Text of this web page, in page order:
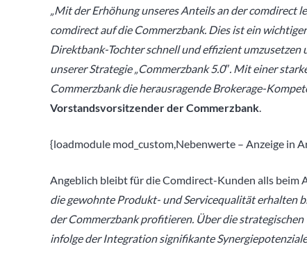
„Mit der Erhöhung unseres Anteils an der comdirect
comdirect auf die Commerzbank. Dies ist ein
Direktbank-Tochter schnell und effizient umzusetzen
unserer Strategie „Commerzbank 5.0″. Mit einer
Commerzbank die herausragende Brokerage-
Vorstandsvorsitzender der Commerzbank.
{loadmodule mod_custom,Nebenwerte – Anzeige in
Angeblich bleibt für die Comdirect-Kunden alls beim
die gewohnte Produkt- und Servicequalität erhalten
der Commerzbank profitieren. Über die
infolge der Integration signifikante